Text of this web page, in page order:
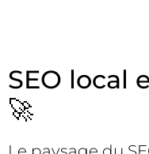
SEO local
🚀